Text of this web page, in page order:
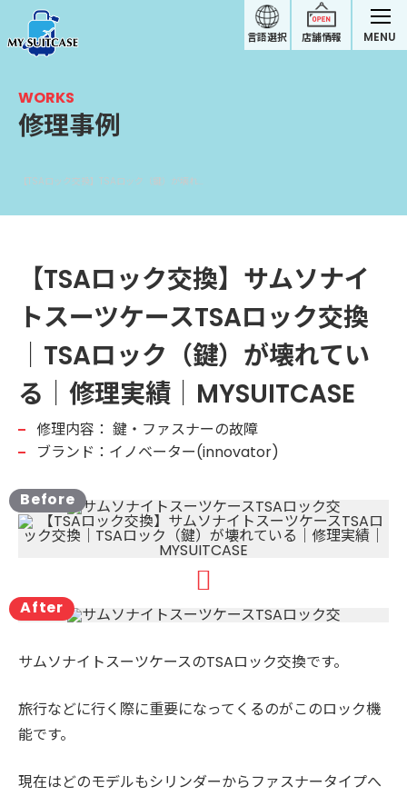
店舗情報
言語選択 MENU
WORKS
修理事例
【TSAロック交換】サムソナイ
トスーツケースTSAロック交換
｜TSAロック（鍵）が壊れてい
る｜修理実績｜MYSUITCASE
修理内容： 鍵・ファスナーの故障
ブランド：イノベーター(innovator)
サムソナイトスーツケースのTSAロック交換です。
旅行などに行く際に重要になってくるのがこのロック機
能です。
現在はどのモデルもシリンダーからファスナータイプへ